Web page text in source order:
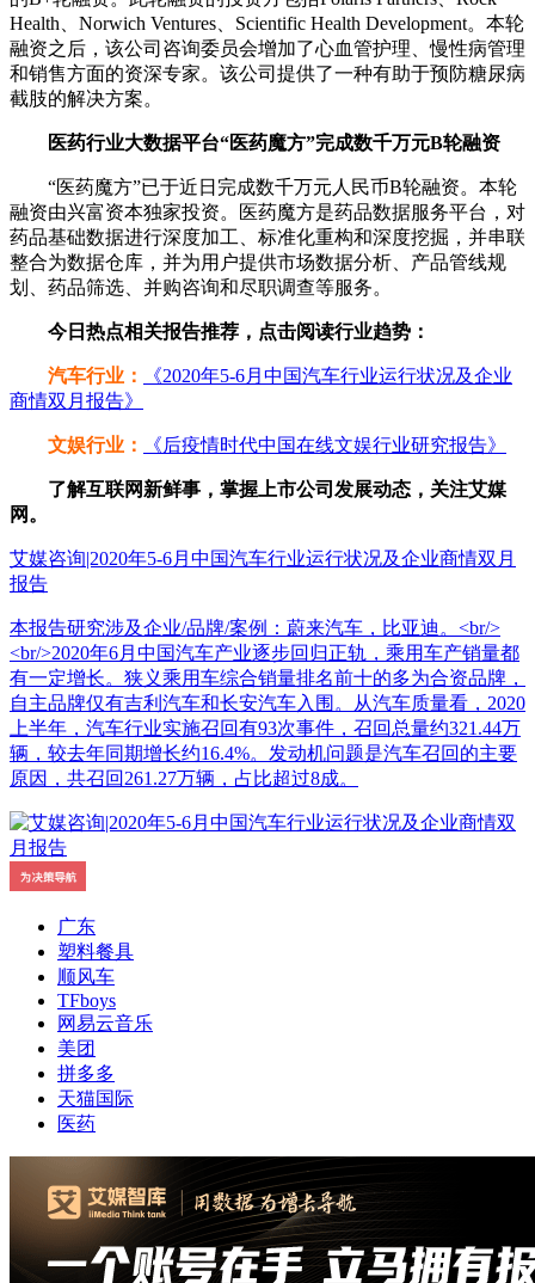
Health、Norwich Ventures、Scientific Health Development。本轮
融资之后，该公司咨询委员会增加了心血管护理、慢性病管理
和销售方面的资深专家。该公司提供了一种有助于预防糖尿病
截肢的解决方案。
医药行业大数据平台“医药魔方”完成数千万元B轮融资
“医药魔方”已于近日完成数千万元人民币B轮融资。本轮
融资由兴富资本独家投资。医药魔方是药品数据服务平台，对
药品基础数据进行深度加工、标准化重构和深度挖掘，并串联
整合为数据仓库，并为用户提供市场数据分析、产品管线规
划、药品筛选、并购咨询和尽职调查等服务。
今日热点相关报告推荐，点击阅读行业趋势：
汽车行业：
《2020年5-6月中国汽车行业运行状况及企业
商情双月报告》
文娱行业 ： 《后疫情时代中国在线文娱行业研究报告》
了解互联网新鲜事，掌握上市公司发展动态，关注艾媒
网。
艾媒咨询|2020年5-6月中国汽车行业运行状况及企业商情双月
报告
本报告研究涉及企业/品牌/案例：蔚来汽车，比亚迪。<br/>
<br/>2020年6月中国汽车产业逐步回归正轨，乘用车产销量都
有一定增长。狭义乘用车综合销量排名前十的多为合资品牌，
自主品牌仅有吉利汽车和长安汽车入围。从汽车质量看，2020
上半年，汽车行业实施召回有93次事件，召回总量约321.44万
辆，较去年同期增长约16.4%。发动机问题是汽车召回的主要
原因，共召回261.27万辆，占比超过8成。
广东
塑料餐具
顺风车
TFboys
网易云音乐
美团
拼多多
天猫国际
医药